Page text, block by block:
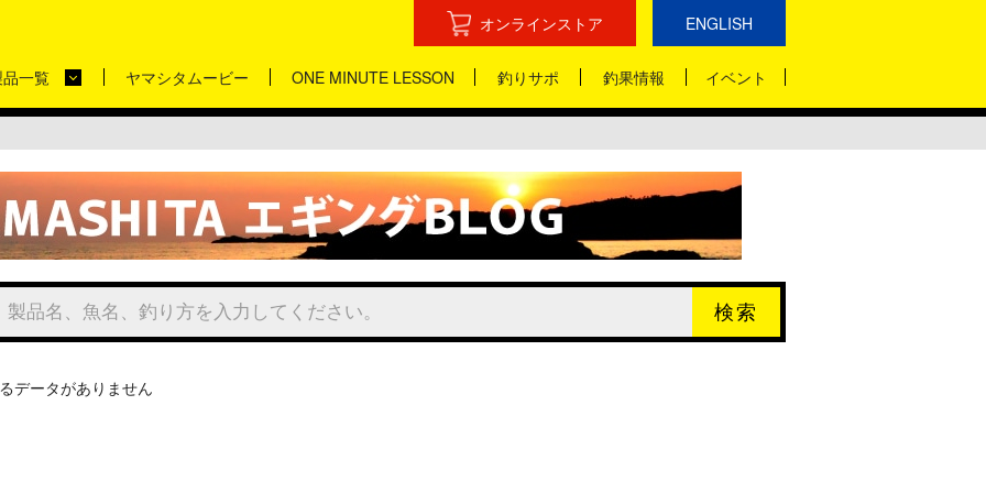
オンラインストア ENGLISH
一覧 ヤマシタムービー ONE MINUTE LESSON 釣りサポ 釣果情報 イベント
データがありません